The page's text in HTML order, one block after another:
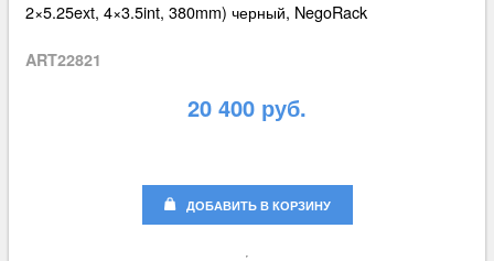
2×5.25ext, 4×3.5int, 380mm) черный, NegoRack
ART22821
20 400 руб.
ДОБАВИТЬ В КОРЗИНУ